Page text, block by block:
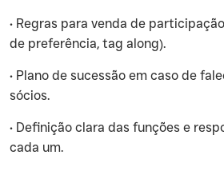
‍• Regras para venda de
de preferência, tag along).
‍• Plano de sucessão em caso de
sócios.
‍• Definição clara das funções e
cada um.